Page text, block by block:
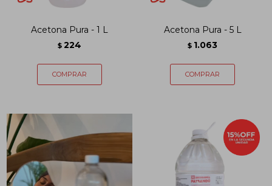
Acetona Pura - 1 L
$ 224
Acetona Pura - 5 L
$ 1.063